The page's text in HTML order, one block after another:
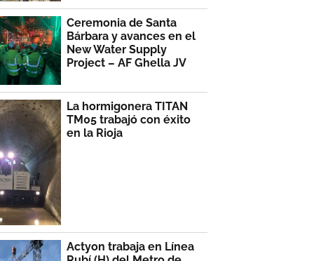
Ceremonia de Santa
Bárbara y avances en el
New Water Supply
Project – AF Ghella JV
La hormigonera TITAN
TM05 trabajó con éxito
en la Rioja
Actyon trabaja en Línea